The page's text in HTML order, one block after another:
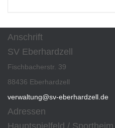
Anschrift
SV Eberhardzell
Fischbacherstr. 39
88436 Eberhardzell
verwaltung@sv-eberhardzell.de
Adressen
Hauptspielfeld / Sportheim